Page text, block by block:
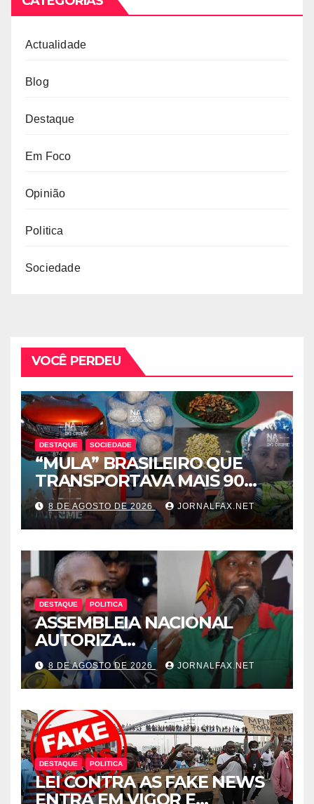
Actualidade
Blog
Destaque
Em Foco
Opinião
Politica
Sociedade
VOCÊ PERDEU
DESTAQUE SOCIEDADE
“MULA” BRASILEIRO QUE
TRANSPORTAVA MAIS 90
CÁPSULAS DE COCAÍNA
MORRE NO HOTEL EM
LUANDA
8 DE AGOSTO DE 2026 JORNALFAX.NET
DESTAQUE POLITICA
ASSEMBLEIA NACIONAL
AUTORIZA
INTERROGATÓRIO DE
ADRIANO SAPINALA NO
CASO “CAIXA TÉRMICA” E
CHIVUKUVUKU
8 DE AGOSTO DE 2026 JORNALFAX.NET
DESTAQUE POLITICA
LEI CONTRA AS FAKE NEWS
ENTRA EM VIGOR E